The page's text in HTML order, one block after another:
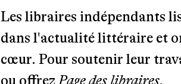
Les libraires indépendants
dans l'actualité littéraire et
cœur. Pour soutenir leur
ou offrez Page des libraires.